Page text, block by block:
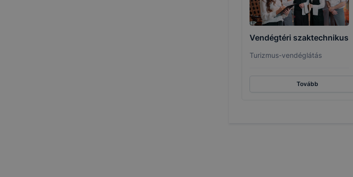
Vendégtéri szaktechnikus
Turizmus-vendéglátás
Tovább